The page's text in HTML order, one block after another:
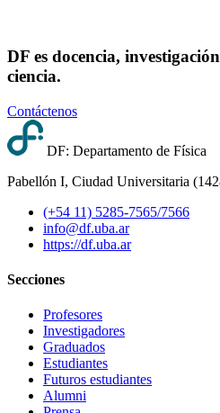
DF es docencia,
ciencia.
Contáctenos
DF: Departamento de Física
Pabellón I, Ciudad Universitaria
(+54 11) 5285-7565/7566
info@df.uba.ar
https://df.uba.ar
Secciones
Profesores
Investigadores
Graduados
Estudiantes
Futuros estudiantes
Alumni